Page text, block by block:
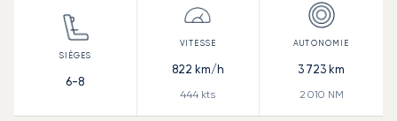
6-8
822 km/h
444 kts
3 723 km
2 010 NM